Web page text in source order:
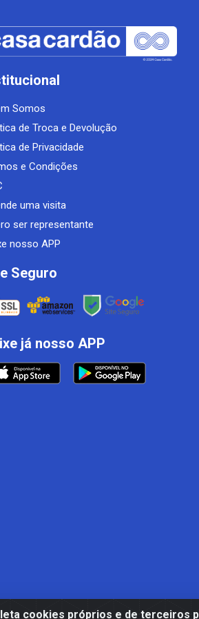
cookies próprios e de terceiros
Somos
de Troca e Devolução
de Privacidade
e Condições
uma visita
ser representante
nosso APP
Seguro
já nosso APP